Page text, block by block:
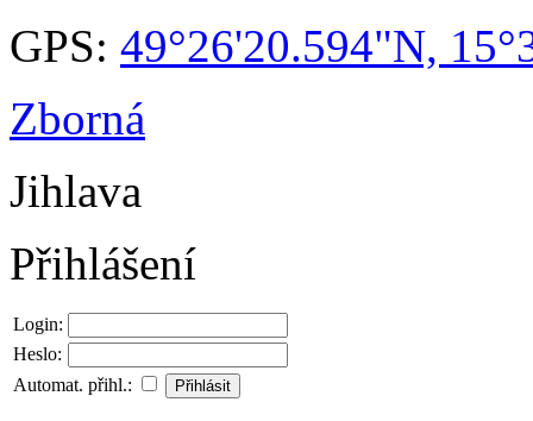
GPS: 49°26'20.594"N,
Zborná
Jihlava
Přihlášení
Login:
Heslo:
Automat. přihl.: